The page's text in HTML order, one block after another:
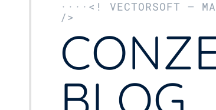
····<! VECTORSOFT –
/>